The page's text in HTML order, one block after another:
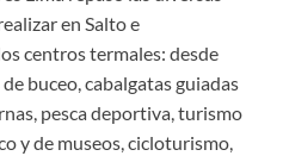
en Salto e
centros termales: desde
buceo, cabalgatas guiadas
pesca deportiva, turismo
y de museos, cicloturismo,